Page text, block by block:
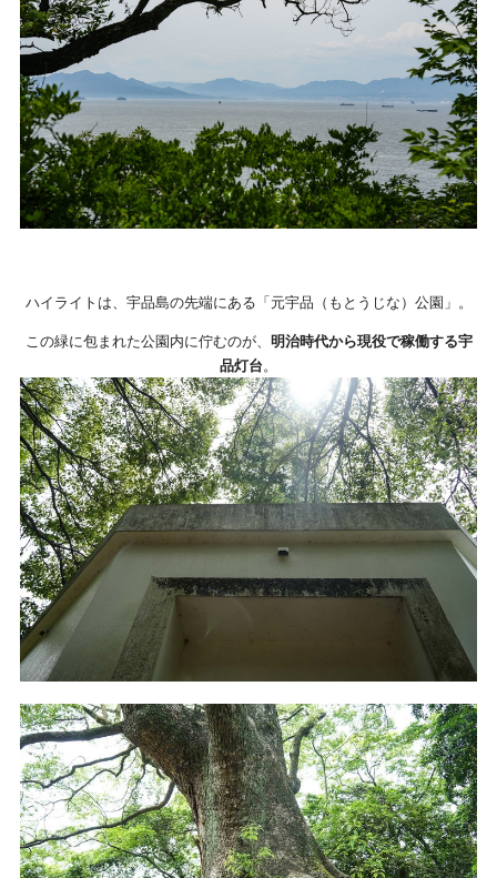
ハイライトは、宇品島の先端にある「元宇品（もとうじな）公園」。
この緑に包まれた公園内に佇むのが、 明治時代から現役で稼働する宇
品灯台。